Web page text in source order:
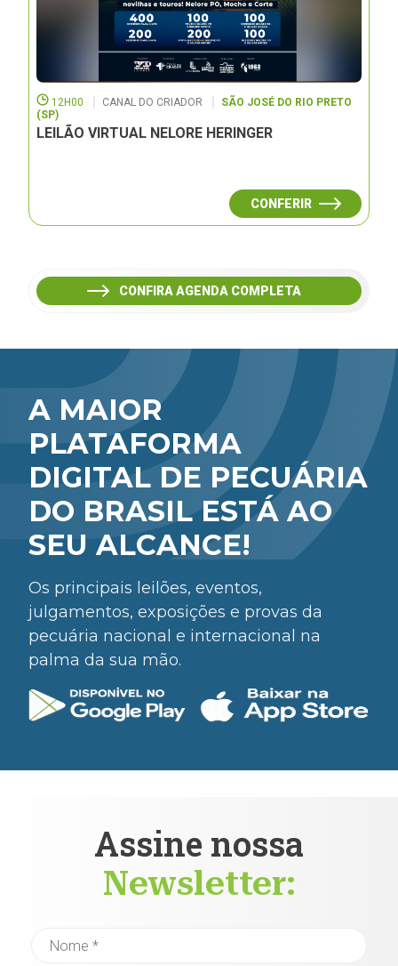
12H00 CANAL DO CRIADOR
SÃO JOSÉ DO RIO PRETO
(SP)
LEILÃO VIRTUAL NELORE HERINGER
CONFERIR
CONFIRA AGENDA COMPLETA
A MAIOR
PLATAFORMA
DIGITAL DE PECUÁRIA
DO BRASIL ESTÁ AO
SEU ALCANCE!
Os principais leilões, eventos,
julgamentos, exposições e provas da
pecuária nacional e internacional na
palma da sua mão.
Assine nossa
Newsletter: